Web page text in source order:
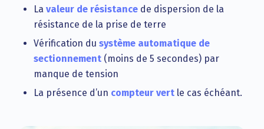
La valeur de résistancede dispersion de la
résistance de la prise de terre
Vérification du système automatique de
sectionnement(moins de 5 secondes) par
manque de tension
La présence d’un compteur vertle cas échéant.